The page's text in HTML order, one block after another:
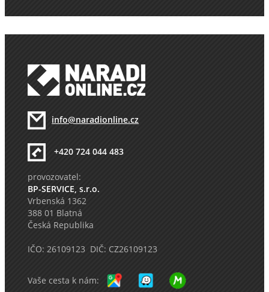
info@naradionline.cz
+420 724 044 483
provozovatel:
BP-SERVICE, s.r.o.
Vrbenská 1362
388 01 Blatná
Česká Republika
IČO: 26109123 DIČ: CZ26109123
Vaše cesta k nám: